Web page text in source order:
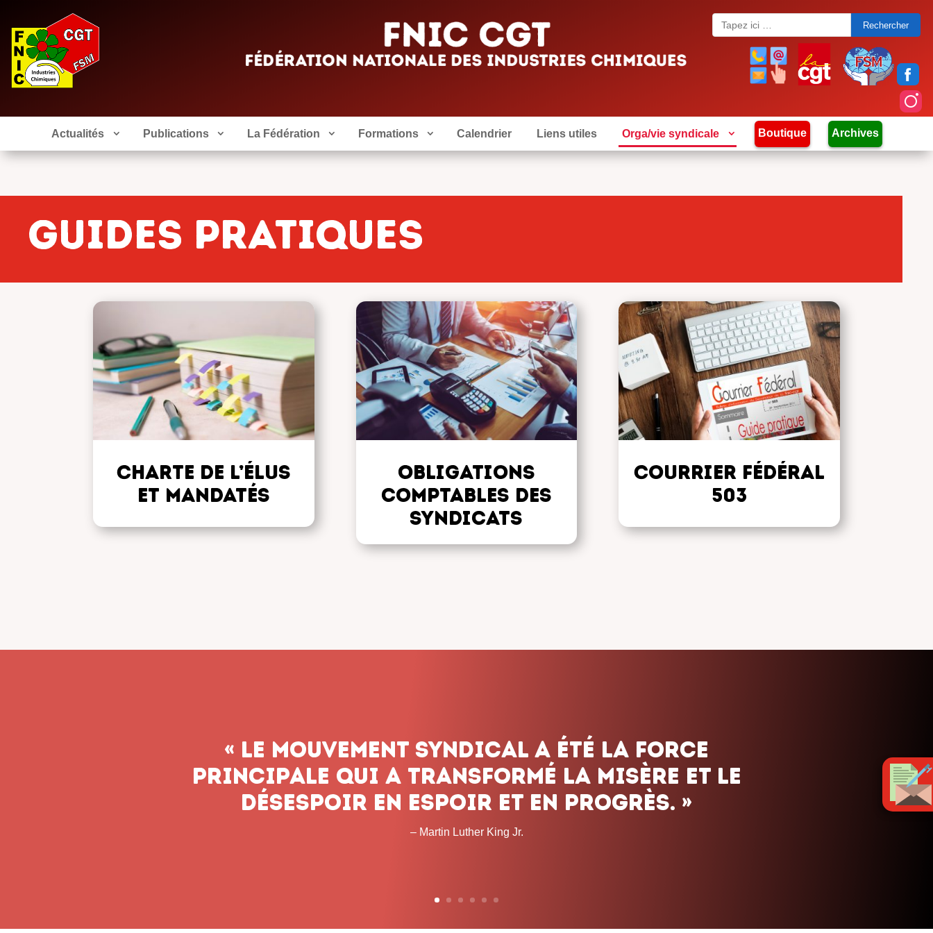
Search
for:
Actualités Publications La Fédération Formations Calendrier Liens utiles Orga/vie syndicale Boutique Archives
Guides pratiques
Charte de l’élus
et mandatés
Obligations
comptables des
syndicats
Courrier Fédéral
503